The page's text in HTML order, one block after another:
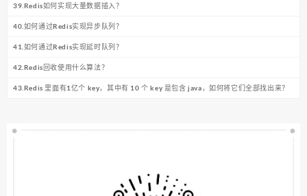
39.Redis如何实现大量数据插入？
40.如何通过Redis实现异步队列？
41.如何通过Redis实现延时队列？
42.Redis回收使用什么算法？
43.Redis 里面有1亿个 key，其中有 10 个 key 是包含 java，如何将它们全部找出来？